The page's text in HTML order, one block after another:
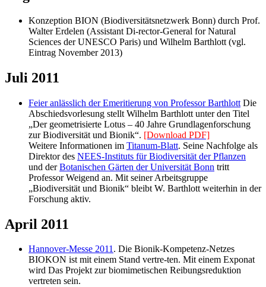
Konzeption BION (Biodiversitätsnetzwerk Bonn) durch Prof.
Walter Erdelen (Assistant Di-rector-General for Natural
Sciences der UNESCO Paris) und Wilhelm Barthlott (vgl.
Eintrag November 2013)
Juli 2011
Feier anlässlich der Emeritierung von Professor Barthlott Die
Abschiedsvorlesung stellt Wilhelm Barthlott unter den Titel
„Der geometrisierte Lotus – 40 Jahre Grundlagenforschung
zur Biodiversität und Bionik“. [Download PDF]
Weitere Informationen im Titanum-Blatt. Seine Nachfolge als
Direktor des NEES-Instituts für Biodiversität der Pflanzen
und derBotanischen Gärten der Universität Bonn tritt
Professor Weigend an. Mit seiner Arbeitsgruppe
„Biodiversität und Bionik“ bleibt W. Barthlott weiterhin in der
Forschung aktiv.
April 2011
Hannover-Messe 2011. Die Bionik-Kompetenz-Netzes
BIOKON ist mit einem Stand vertre-ten. Mit einem Exponat
wird Das Projekt zur biomimetischen Reibungsreduktion
vertreten sein.